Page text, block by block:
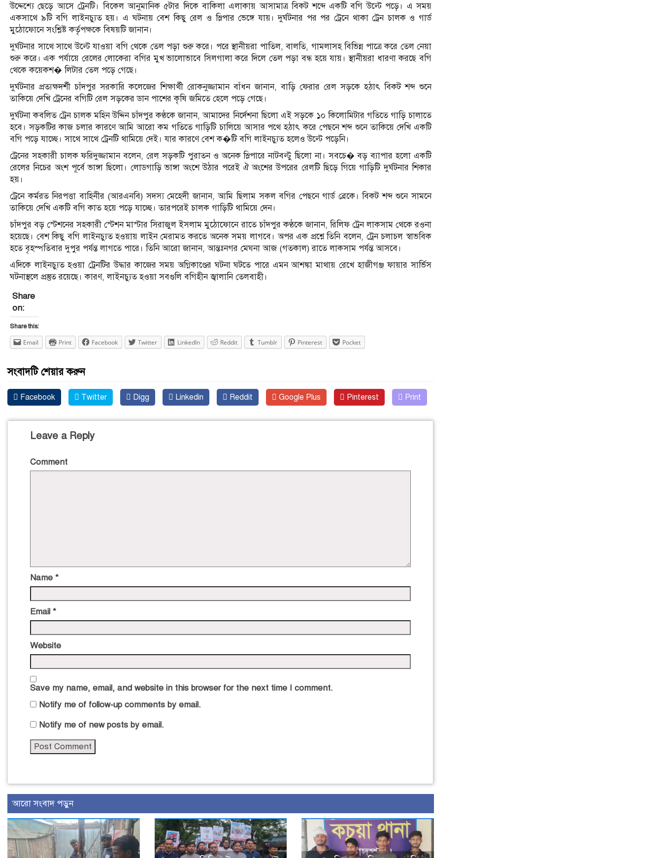
উদ্দেশ্যে ছেড়ে আসে ট্রেনটি। বিকেল আনুমানিক ৫টার দিকে বাকিলা এলাকায় আসামাত্র বিকট শব্দে একটি বগি উল্টে পড়ে। এ সময়
একসাথে ৯টি বগি লাইনচ্যুত হয়। এ ঘটনায় বেশ কিছু রেল ও স্লিপার ভেঙ্গে যায়। দুর্ঘটনার পর পর ট্রেনে থাকা ট্রেন চালক ও গার্ড
মুঠোফোনে সংশ্লিষ্ট কর্তৃপক্ষকে বিষয়টি জানান।
দুর্ঘটনার সাথে সাথে উল্টে যাওয়া বগি থেকে তেল পড়া শুরু করে। পরে স্থানীয়রা পাতিল, বালতি, গামলাসহ বিভিন্ন পাত্রে করে তেল নেয়া
শুরু করে। এক পর্যায়ে রেলের লোকেরা বগির মুখ ভালোভাবে সিলগালা করে দিলে তেল পড়া বন্ধ হয়ে যায়। স্থানীয়রা ধারণা করছে বগি
থেকে কয়েকশ� লিটার তেল পড়ে গেছে।
দুর্ঘটনার প্রত্যক্ষদর্শী চাঁদপুর সরকারি কলেজের শিক্ষার্থী রোকনুজ্জামান বাঁধন জানান, বাড়ি ফেরার রেল সড়কে হঠাৎ বিকট শব্দ শুনে
তাকিয়ে দেখি ট্রেনের বগিটি রেল সড়কের ডান পাশের কৃষি জমিতে হেলে পড়ে গেছে।
দুর্ঘটনা কবলিত ট্রেন চালক মহিন উদ্দিন চাঁদপুর কণ্ঠকে জানান, আমাদের নির্দেশনা ছিলো এই সড়কে ১০ কিলোমিটার গতিতে গাড়ি চালাতে
হবে। সড়কটির কাজ চলার কারণে আমি আরো কম গতিতে গাড়িটি চালিয়ে আসার পথে হঠাৎ করে পেছনে শব্দ শুনে তাকিয়ে দেখি একটি
বগি পড়ে যাচ্ছে। সাথে সাথে ট্রেনটি থামিয়ে দেই। যার কারণে বেশ ক�টি বগি লাইনচ্যুত হলেও উল্টে পড়েনি।
ট্রেনের সহকারী চালক ফরিদুজ্জামান বলেন, রেল সড়কটি পুরাতন ও অনেক স্লিপারে নাটবল্টু ছিলো না। সবচে� বড় ব্যাপার হলো একটি
রেলের নিচের অংশ পূর্বে ভাঙ্গা ছিলো। লোডগাড়ি ভাঙ্গা অংশে উঠার পরেই ঐ অংশের উপরের রেলটি ছিড়ে গিয়ে গাড়িটি দুর্ঘটনার শিকার
হয়।
ট্রেনে কর্মরত নিরপত্তা বাহিনীর (আরএনবি) সদস্য মেহেদী জানান, আমি ছিলাম সকল বগির পেছনে গার্ড ব্রেকে। বিকট শব্দ শুনে সামনে
তাকিয়ে দেখি একটি বগি কাত হয়ে পড়ে যাচ্ছে। তারপরেই চালক গাড়িটি থামিয়ে দেন।
চাঁদপুর বড় স্টেশনের সহকারী স্টেশন মাস্টার সিরাজুল ইসলাম মুঠোফোনে রাতে চাঁদপুর কণ্ঠকে জানান, রিলিফ ট্রেন লাকসাম থেকে রওনা
হয়েছে। বেশ কিছু বগি লাইনচ্যুত হওয়ায় লাইন মেরামত করতে অনেক সময় লাগবে। অপর এক প্রশ্নে তিনি বলেন, ট্রেন চলাচল স্বাভবিক
হতে বৃহস্পতিবার দুপুর পর্যন্ত লাগতে পারে। তিনি আরো জানান, আন্তঃনগর মেঘনা আজ (গতকাল) রাতে লাকসাম পর্যন্ত আসবে।
এদিকে লাইনচ্যুত হওয়া ট্রেনটির উদ্ধার কাজের সময় অগ্নিকাণ্ডের ঘটনা ঘটতে পারে এমন আশঙ্কা মাথায় রেখে হাজীগঞ্জ ফায়ার সার্ভিস
ঘটনাস্থলে প্রস্তুত রয়েছে। কারণ, লাইনচ্যুত হওয়া সবগুলি বগিহীন জ্বালানি তেলবাহী।
Share
on:
Share this:
Email Print Facebook Twitter LinkedIn Reddit Tumblr Pinterest Pocket
সংবাদটি শেয়ার করুন
Facebook Twitter Digg Linkedin Reddit Google Plus Pinterest Print
Leave a Reply
Comment
Name *
Email *
Website
Save my name, email, and website in this browser for the next time I comment.
Notify me of follow-up comments by email.
Notify me of new posts by email.
আরো সংবাদ পড়ুন